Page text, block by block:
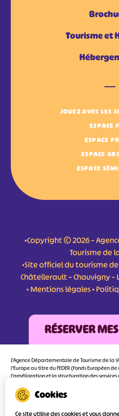
Tourisme et
JOUEZ AVEC LES
ESPACE
ESPACE
ESPACE
ESPACE
•Copyright © 2026 –
Tourisme de
•Site officiel du tourisme
Châtellerault – Chauvigny
•Mentions légales•
RÉSERVER
L'Agence Départementale de Tourisme de la
l’Europe au titre du FEDER (Fonds Européen
l’amélioration et la structuration des
d’orienter au mieux le visiteur.
Ce site utilise des cookies et vous